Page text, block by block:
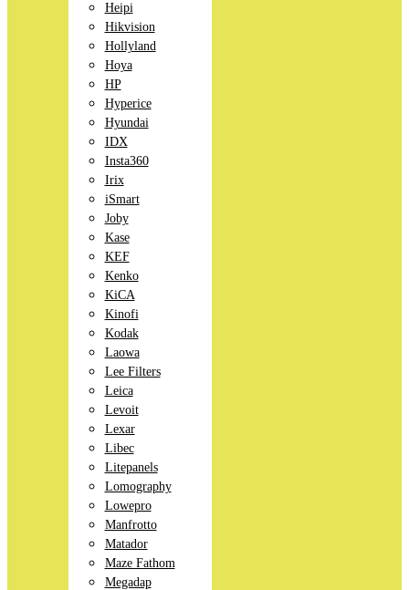
Heipi
Hikvision
Hollyland
Hoya
HP
Hyperice
Hyundai
IDX
Insta360
Irix
iSmart
Joby
Kase
KEF
Kenko
KiCA
Kinofi
Kodak
Laowa
Lee Filters
Leica
Levoit
Lexar
Libec
Litepanels
Lomography
Lowepro
Manfrotto
Matador
Maze Fathom
Megadap